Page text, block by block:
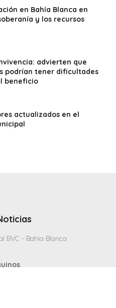
en Bahía Blanca en
y los recursos
advierten que
podrían tener dificultades
beneficio
actualizados en el
BVC - Bahia Blanca